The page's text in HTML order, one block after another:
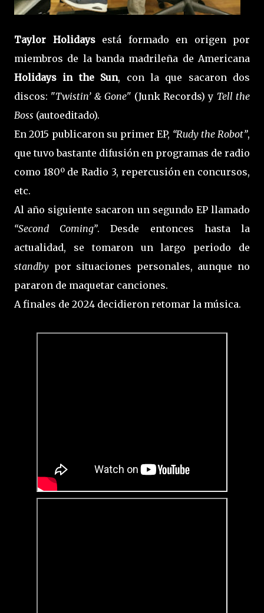
Taylor Holidaysestá formado en origen por
miembros de la banda madrileña de Americana
Holidays in the Sun, con la que sacaron dos
discos: "Twistin’ & Gone" (Junk Records) y Tell the
Boss (autoeditado).
En 2015 publicaron su primer EP, “Rudy the Robot”,
que tuvo bastante difusión en programas de radio
como 180º de Radio 3, repercusión en concursos,
etc.
Al año siguiente sacaron un segundo EP llamado
“Second Coming”. Desde entonces hasta la
actualidad, se tomaron un largo periodo de
standby por situaciones personales, aunque no
pararon de maquetar canciones.
A finales de 2024 decidieron retomar la música.